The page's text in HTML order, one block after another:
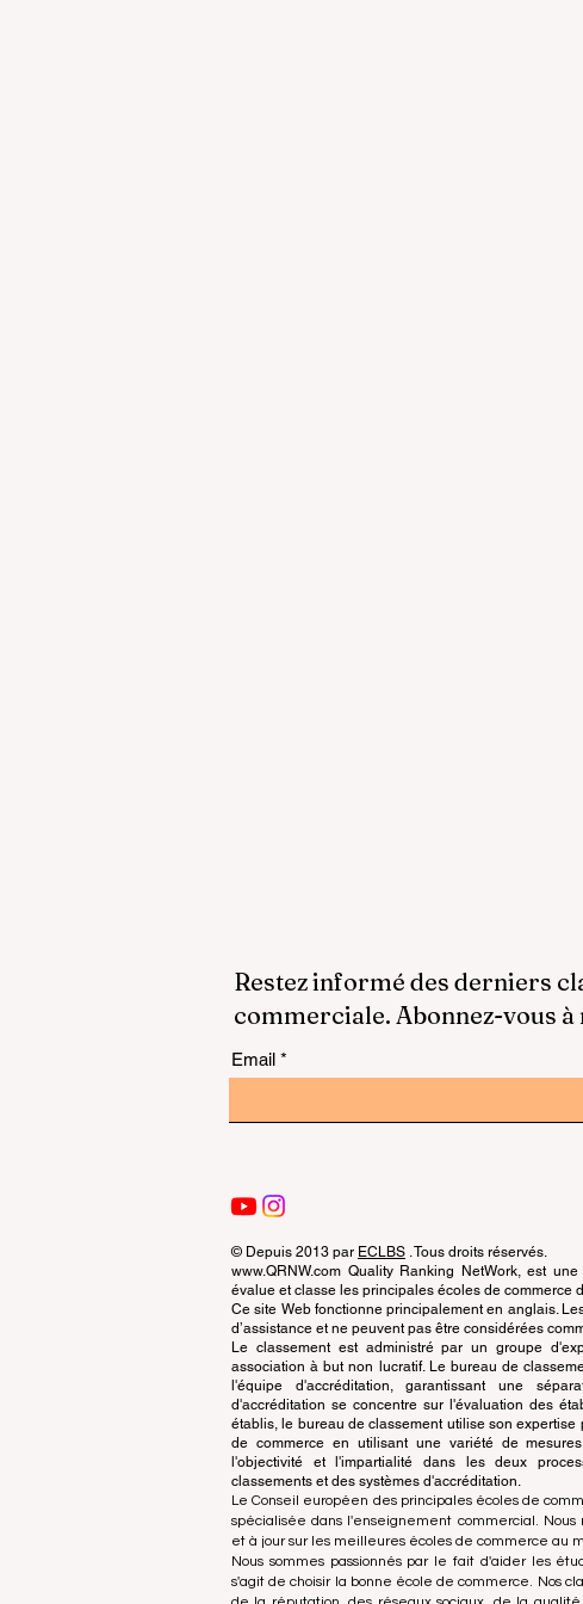
Restez informé des derniers
commerciale. Abonnez-vous
Email
© Depuis 2013 par ECLBS . Tous droits réservés.
www.QRNW.com Quality Ranking NetWork, est
évalue et classe les principales écoles de commerce
Ce site Web fonctionne principalement en anglais.
d’assistance et ne peuvent pas être considérées
Le classement est administré par un groupe
association à but non lucratif. Le bureau de
l'équipe d'accréditation, garantissant une
d'accréditation se concentre sur l'évaluation des
établis, le bureau de classement utilise son
de commerce en utilisant une variété de
l'objectivité et l'impartialité dans les deux
classements et des systèmes d'accréditation.
Le Conseil européen des principales écoles de
spécialisée dans l'enseignement commercial.
et à jour sur les meilleures écoles de commerce au
Nous sommes passionnés par le fait d'aider les
s'agit de choisir la bonne école de commerce. Nos